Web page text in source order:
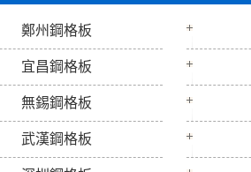
鄭州鋼格板
宜昌鋼格板
無錫鋼格板
武漢鋼格板